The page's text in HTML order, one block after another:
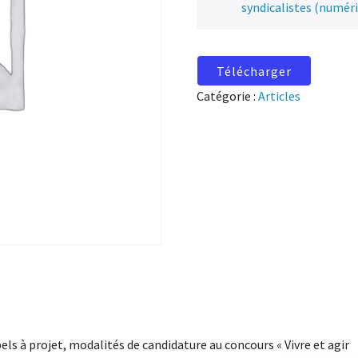
syndicalistes
Télécharger
Catégorie :Articles
à projet, modalités de candidature au concours « Vivre et agir